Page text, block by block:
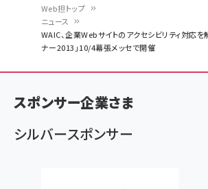
く
ず
Web担トップ
ニュース
WAIC、企業Webサイトのアクセシビリティ対応を
ナー2013」10/4幕張メッセで開催
スポンサー企業さま
シルバースポンサー